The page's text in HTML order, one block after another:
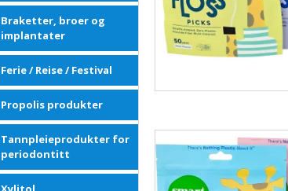
Braketter, broer og
implantater
Ferie / Reise / Festival
Propolis produkter
Tannpleieprodukter for
periodontitt